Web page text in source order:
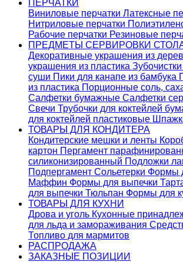
ПЕРЧАТКИ
Виниловые перчатки Латексные
Нитриловые перчатки
Рабочие перчатки Резиновые
ПРЕДМЕТЫ СЕРВИРОВКИ
Декоративные украшения из
украшения из пластика Зубочистки
суши Пики для канапе из бамбука
из пластика Порционные соль,
Салфетки бумажные Салфетки
Свечи Трубочки для коктейлей
для коктейлей пластиковые
ТОВАРЫ ДЛЯ КОНДИТЕРА
Кондитерские мешки и ленты
картон Пергамент
силиконизированный Подложки
Подпергамент Сольетерки Формы
Маффин Формы для выпечки
для выпечки Тюльпан Формы для
ТОВАРЫ ДЛЯ КУХНИ
Дрова и уголь Кухонные
для льда и замораживания
Топливо для мармитов
РАСПРОДАЖА
ЗАКАЗНЫЕ ПОЗИЦИИ